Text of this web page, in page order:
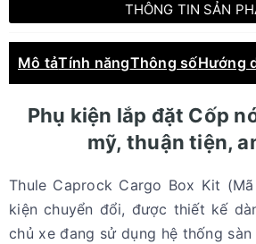
THÔNG TIN SẢN
Mô tảTính năngThông sốHướng
Phụ kiện lắp đặt Cốp
mỹ, thuận tiện,
Thule Caprock Cargo Box Kit
kiện chuyển đổi, được thiết kế
chủ xe đang sử dụng hệ thống